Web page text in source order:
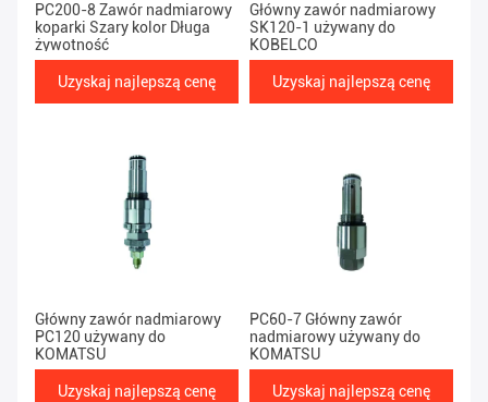
PC200-8 Zawór nadmiarowy
koparki Szary kolor Długa
żywotność
Uzyskaj najlepszą cenę
Główny zawór nadmiarowy
SK120-1 używany do
KOBELCO
Uzyskaj najlepszą cenę
Główny zawór nadmiarowy
PC120 używany do
KOMATSU
Uzyskaj najlepszą cenę
PC60-7 Główny zawór
nadmiarowy używany do
KOMATSU
Uzyskaj najlepszą cenę